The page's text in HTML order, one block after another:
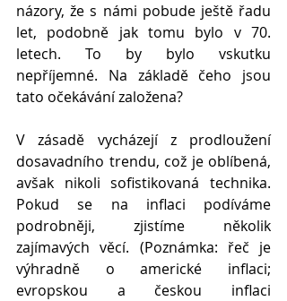
názory, že s námi pobude ještě řadu
let, podobně jak tomu bylo v 70.
letech. To by bylo vskutku
nepříjemné. Na základě čeho jsou
tato očekávání založena?
V zásadě vycházejí z prodloužení
dosavadního trendu, což je oblíbená,
avšak nikoli sofistikovaná technika.
Pokud se na inflaci podíváme
podrobněji, zjistíme několik
zajímavých věcí. (Poznámka: řeč je
výhradně o americké inflaci;
evropskou a českou inflaci